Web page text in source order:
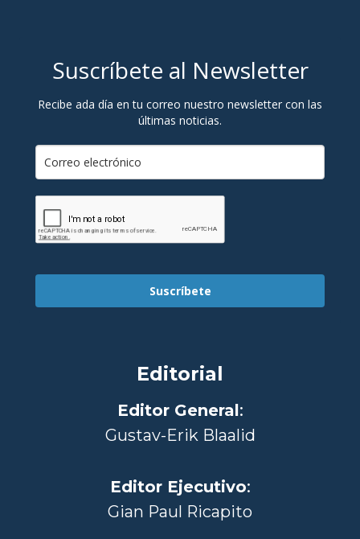
Suscríbete al Newsletter
Recibe ada día en tu correo nuestro newsletter con las
últimas noticias.
Suscríbete
Editorial
Editor General:
Gustav-Erik Blaalid
Editor Ejecutivo:
Gian Paul Ricapito